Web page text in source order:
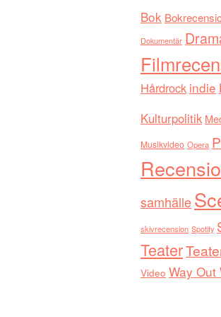
Bok
Dokumentär
Hårdrock indie
Kulturpolitik
Musikvideo Opera
samhälle
skivrecension Spotify
Teater
Video Way Out